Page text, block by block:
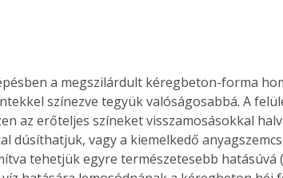
színezve tegyük valóságosabbá. A
az erőteljes színeket visszamosásokkal
dúsíthatjuk, vagy a kiemelkedő
tehetjük egyre természetesebb hatásúvá